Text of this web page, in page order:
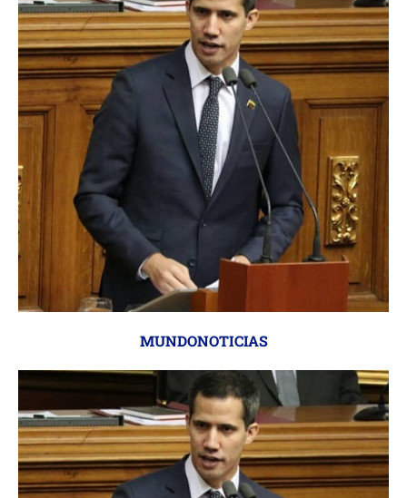
MUNDONOTICIAS